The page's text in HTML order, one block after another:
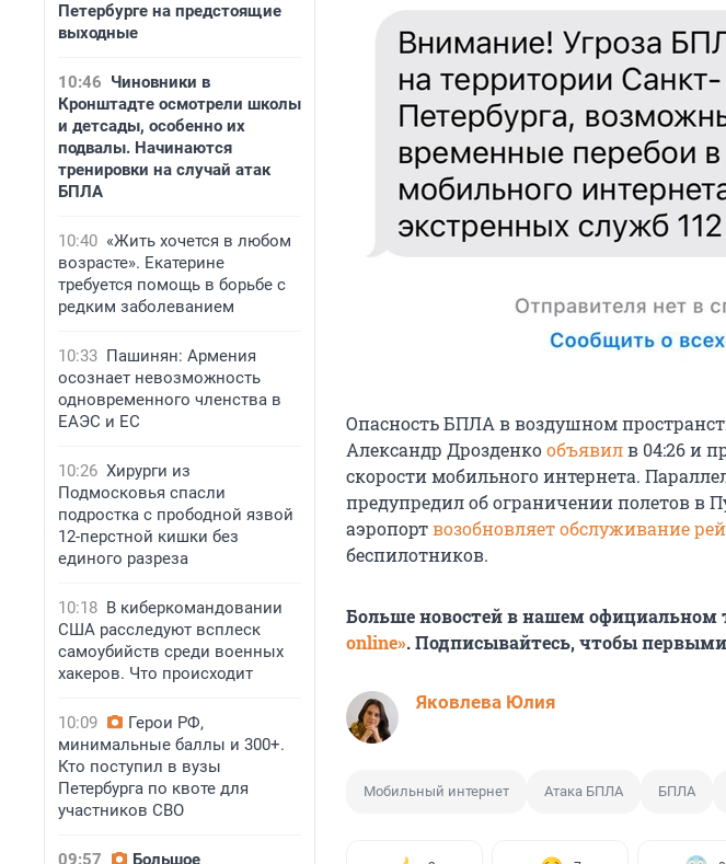
Петербурге на предстоящие
выходные
10:46 Чиновники в
Кронштадте осмотрели школы
и детсады, особенно их
подвалы. Начинаются
тренировки на случай атак
БПЛА
10:40 «Жить хочется в любом
возрасте». Екатерине
требуется помощь в борьбе с
редким заболеванием
10:33 Пашинян: Армения
осознает невозможность
одновременного членства в
ЕАЭС и ЕС
10:26 Хирурги из
Подмосковья спасли
подростка с прободной язвой
12-перстной кишки без
единого разреза
10:18 В киберкомандовании
США расследуют всплеск
самоубийств среди военных
хакеров. Что происходит
10:09
Герои РФ,
минимальные баллы и 300+.
Кто поступил в вузы
Петербурга по квоте для
участников СВО
09:57
Большое
Опасность БПЛА в воздушном
Александр Дрозденкообъявилв 04:26 и
скорости мобильного интернета.
предупредил об ограничении полетов в
аэропортвозобновляет обслуживание
беспилотников.
Больше новостей в нашем официальном
online». Подписывайтесь, чтобы
Яковлева Юлия
Мобильный интернет Атака БПЛА БПЛА